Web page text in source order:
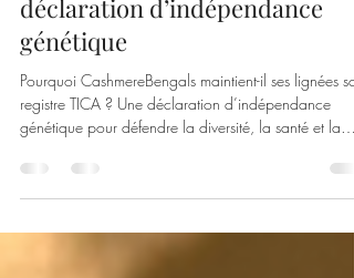
Bengal Cashmere : notre
déclaration d’indépendance
génétique
Pourquoi CashmereBengals maintient-il ses lignées
registre TICA ? Une déclaration d’indépendance